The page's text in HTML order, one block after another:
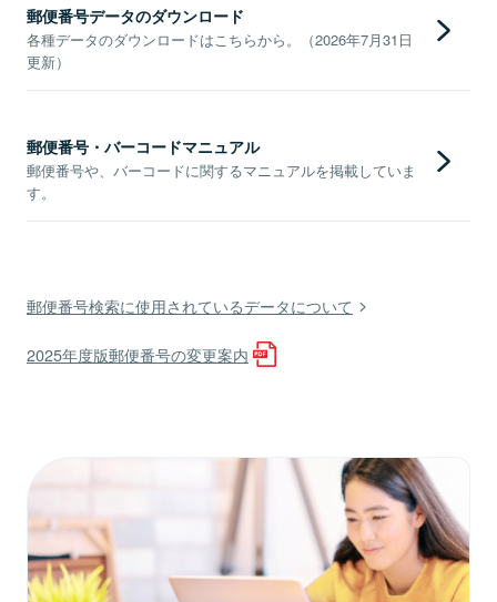
郵便番号データのダウンロード
各種データのダウンロードはこちらから。（2026年7月31日
更新）
郵便番号・バーコードマニュアル
郵便番号や、バーコードに関するマニュアルを掲載していま
す。
郵便番号検索に使用されているデータについて
2025年度版郵便番号の変更案内